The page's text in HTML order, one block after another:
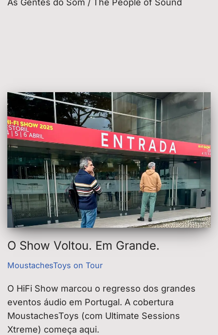
As Gentes do Som / The People of Sound
O Show Voltou. Em Grande.
MoustachesToys on Tour
O HiFi Show marcou o regresso dos grandes
eventos áudio em Portugal. A cobertura
MoustachesToys (com Ultimate Sessions
Xtreme) começa aqui.